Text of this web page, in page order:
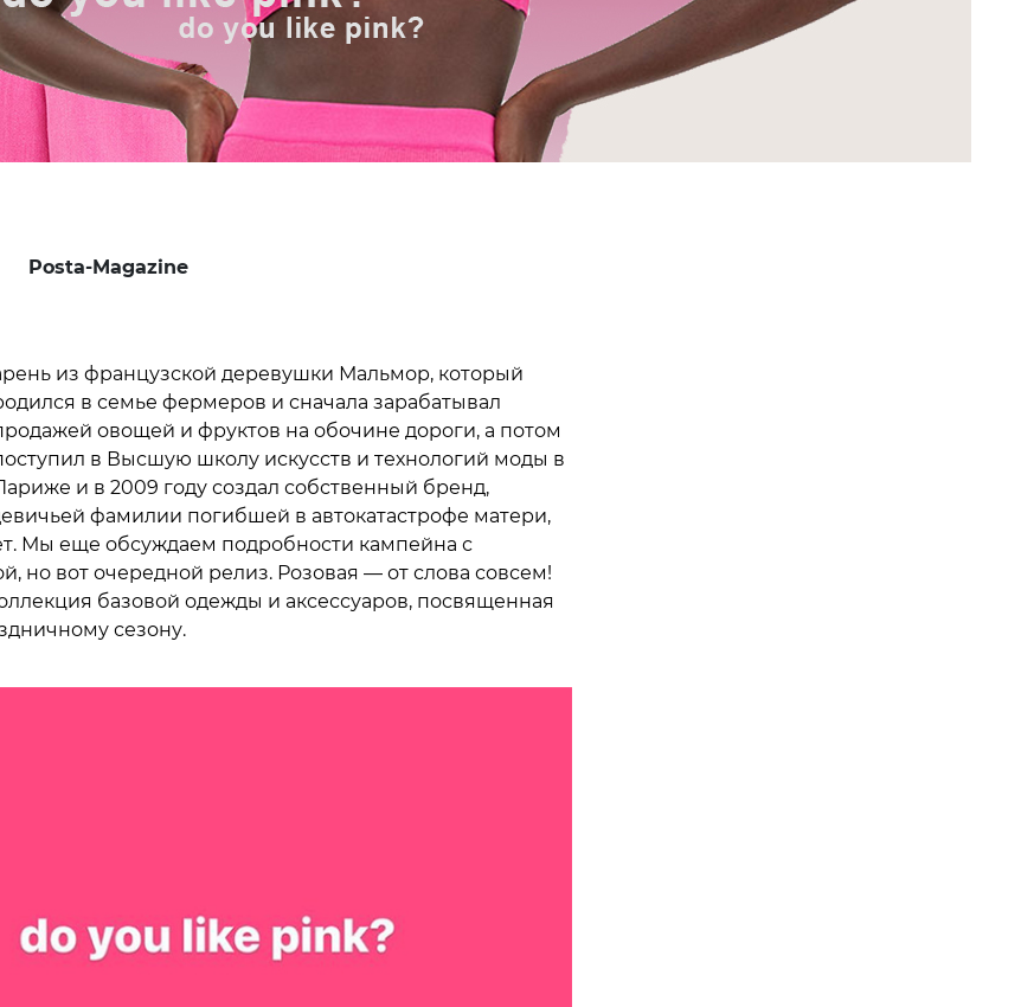
Posta-Magazine
из французской деревушки Мальмор, который
в семье фермеров и сначала зарабатывал
овощей и фруктов на обочине дороги, а потом
в Высшую школу искусств и технологий моды в
и в 2009 году создал собственный бренд,
фамилии погибшей в автокатастрофе матери,
Мы еще обсуждаем подробности кампейна с
но вот очередной релиз. Розовая — от слова совсем!
базовой одежды и аксессуаров, посвященная
сезону.